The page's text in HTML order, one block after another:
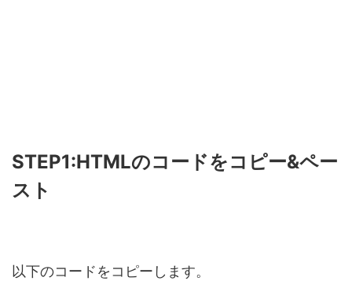
STEP1:HTMLのコードをコピー&ペー
スト
以下のコードをコピーします。